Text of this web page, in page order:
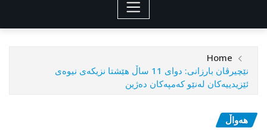
Home
نێچیرڤان بارزانی: دوای 11 ساڵ هێشتا نزیکەی نیوەی
ئێزیدییەکان لەنێو کەمپەکان دەژین
هەواڵ